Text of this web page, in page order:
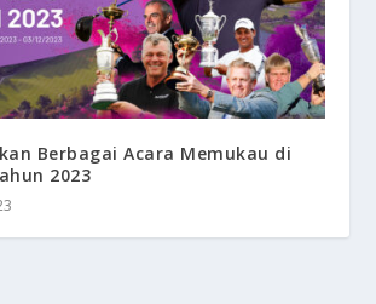
Berbagai Acara Memukau di
2023